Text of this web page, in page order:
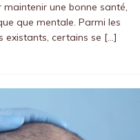
une bonne santé,
que mentale. Parmi les
existants, certains se […]